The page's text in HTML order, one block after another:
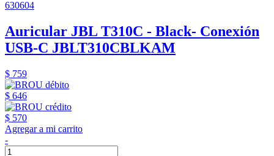
630604
Auricular JBL T310C - Black- Conexión
USB-C JBLT310CBLKAM
$ 759
$ 646
$ 570
Agregar a mi carrito
-